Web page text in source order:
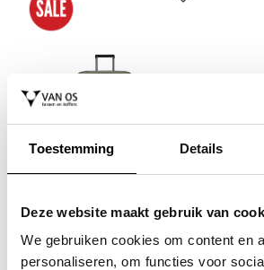
Toestemming Details
Deze website maakt gebruik van
We gebruiken cookies om content en
personaliseren, om functies voor
koffer / trolley /
reiskoffer 75 cm (large)
s'cure